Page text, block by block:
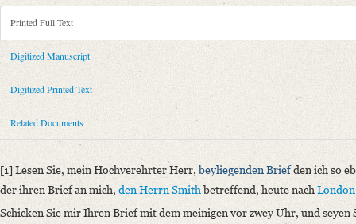
Metadata Concerning Header
Sender: Johann Georg Zimmermann
Recipient: August Wilhelm von Schlegel
Place of Dispatch: Hannover
Date: 21.05.1790
Notations: Empfangsort erschlossen.
Printed Text
Bibliography: Briefe von und an August Wilhelm Schlegel.
Incipit: „[1] Lesen Sie, mein Hochverehrter Herr, beyliegenden Brief
Printed Full Text
Digitized Manuscript
Digitized Printed Text
Related Documents
[1] Lesen Sie, mein Hochverehrter Herr,beyliegenden Briefden ich so
der ihren Brief an mich, den Herrn Smithbetreffend, heute nachLondon
Schicken Sie mir Ihren Brief mit dem meinigen vor zwey Uhr, und seyen